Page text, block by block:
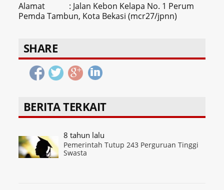
Alamat : Jalan Kebon Kelapa No. 1 Perum
Pemda Tambun, Kota Bekasi (mcr27/jpnn)
SHARE
BERITA TERKAIT
8 tahun lalu
Pemerintah Tutup 243 Perguruan Tinggi
Swasta